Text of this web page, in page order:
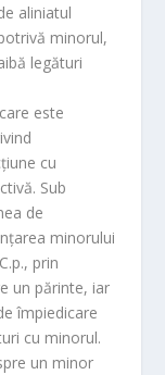
aliniatul
minorul,
legături
este
cu
Sub
de
minorului
prin
un părinte, iar
împiedicare
cu minorul.
un minor